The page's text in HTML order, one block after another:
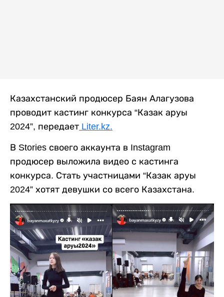
Казахстанский продюсер Баян Алагузова
проводит кастинг конкурса “Казак аруы
2024”, передает Liter.kz.
В Stories своего аккаунта в Instagram
продюсер выложила видео с кастинга
конкурса. Стать участницами “Казак аруы
2024” хотят девушки со всего Казахстана.